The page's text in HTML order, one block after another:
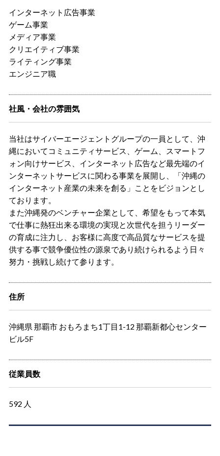
インターネット広告事業
ゲーム事業
メディア事業
クリエイティブ事業
ライティング事業
エンジニア職
社風・会社の雰囲気
当社はサイバーエージェントグループの一員として、沖
縄においてコミュニティサービス、ゲーム、スマートフ
ォン向けサービス、インターネット広告など最先端のイ
ンターネットサービスに関わる事業を展開し、「沖縄の
インターネット産業の未来を創る」ことをビジョンとし
ております。
また沖縄発のベンチャー企業として、希望をもって本気
で仕事に熱狂出来る環境の実現と次世代を担うリーダー
の育成に注力し、お客様に高度で高品質なサービスを提
供する事で競争優位性の源泉であり続けられるよう日々
努力・挑戦し続けて参ります。
住所
沖縄県 那覇市 おもろまち1丁目1-12 那覇新都心センター
ビル5F
従業員数
592 人